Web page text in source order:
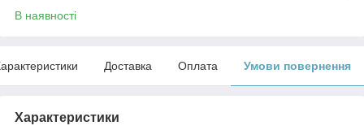
В наявності
Доставка Оплата Умови повернення
Характеристики